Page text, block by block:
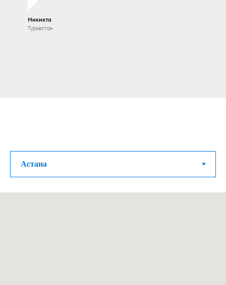
Никикта
Туркестан